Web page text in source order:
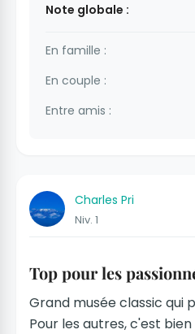
Note globale :
En famille :
En couple :
Entre amis :
Charles Pri
Niv. 1
Top pour les
Grand musée classic qui
Pour les autres, c'est